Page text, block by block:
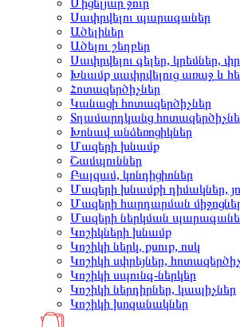
Միցելյար ջուր
Սափրվելու պարագաներ
Ածելիներ
Ածելու շեղբեր
Սափրվելու գելեր, կրեմներ,
Խնամք սափրվելուց առաջ և
Հոտազերծիչներ
Կանացի հոտազերծիչներ
Տղամարդկանց
Խոնավ անձեռոցիկներ
Մազերի խնամք
Շամպուններ
Բալզամ, կոնդիցիոներ
Մազերի խնամքի դիմակներ,
Մազերի հարդարման
Մազերի ներկման
Կոշիկների խնամք
Կոշիկի ներկ, քսուք, ոսկ
Կոշիկի սփրեյներ,
Կոշիկի սպունգ-ներկեր
Կոշիկի ներդիրներ, կապիչներ
Կոշիկի խոզանակներ